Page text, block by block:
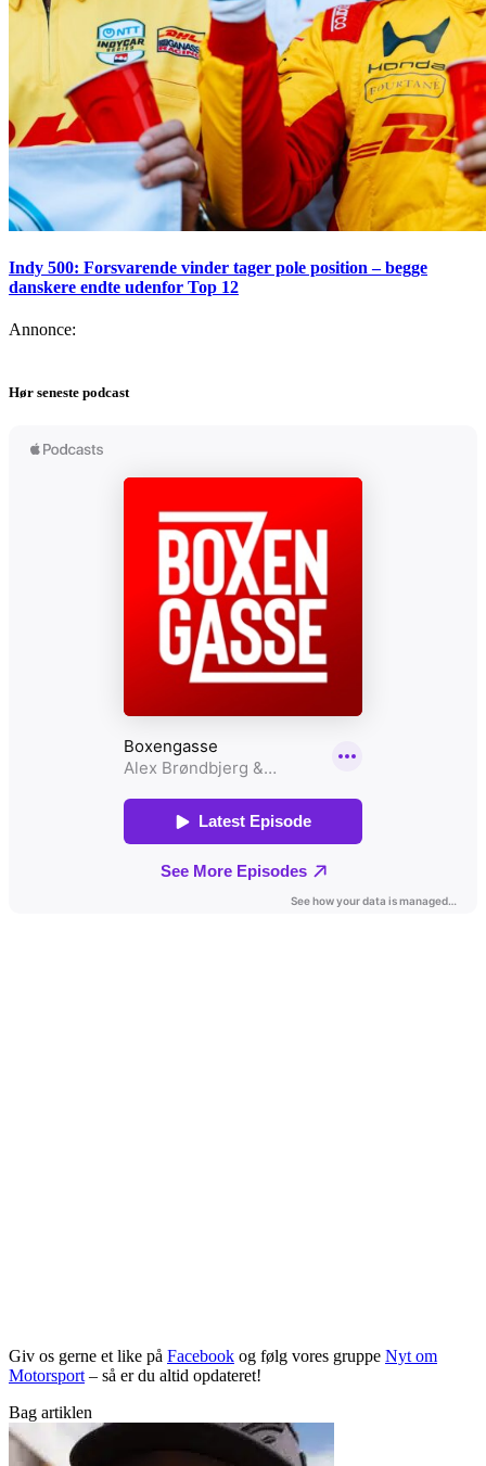
Indy 500: Forsvarende vinder tager pole position – begge
danskere endte udenfor Top 12
Annonce:
Hør seneste podcast
Giv os gerne et like på Facebook og følg vores gruppe Nyt om
Motorsport – så er du altid opdateret!
Bag artiklen